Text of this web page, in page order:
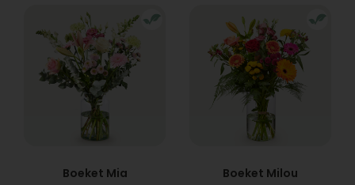
Boeket Mia Boeket Milou